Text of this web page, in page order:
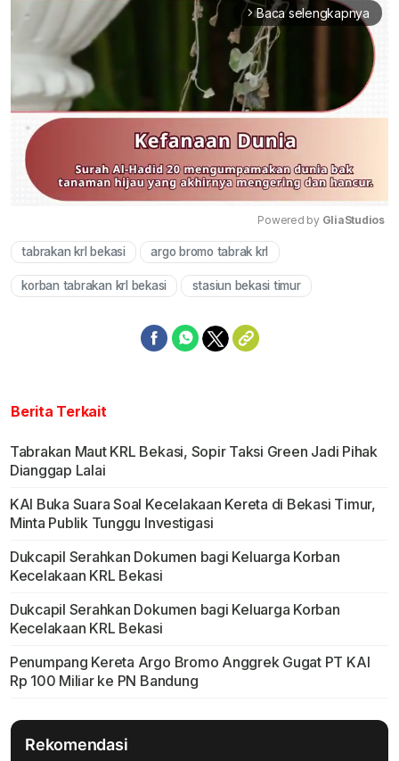
arrow_forward_ios Baca selengkapnya
Powered by GliaStudios
tabrakan krl bekasi argo bromo tabrak krl
korban tabrakan krl bekasi stasiun bekasi timur
Berita Terkait
Tabrakan Maut KRL Bekasi, Sopir Taksi Green Jadi Pihak
Dianggap Lalai
KAI Buka Suara Soal Kecelakaan Kereta di Bekasi Timur,
Minta Publik Tunggu Investigasi
Dukcapil Serahkan Dokumen bagi Keluarga Korban
Kecelakaan KRL Bekasi
Dukcapil Serahkan Dokumen bagi Keluarga Korban
Kecelakaan KRL Bekasi
Penumpang Kereta Argo Bromo Anggrek Gugat PT KAI
Rp 100 Miliar ke PN Bandung
Rekomendasi